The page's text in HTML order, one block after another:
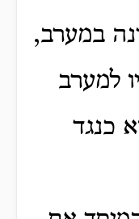
במערב,
למערב
כנגד